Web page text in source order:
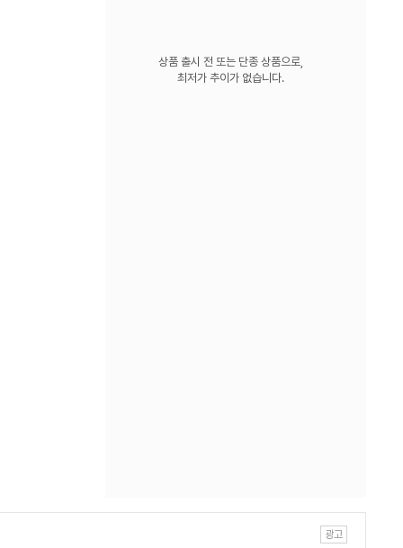
상품 출시 전 또는 단종 상품으로,
최저가 추이가 없습니다.